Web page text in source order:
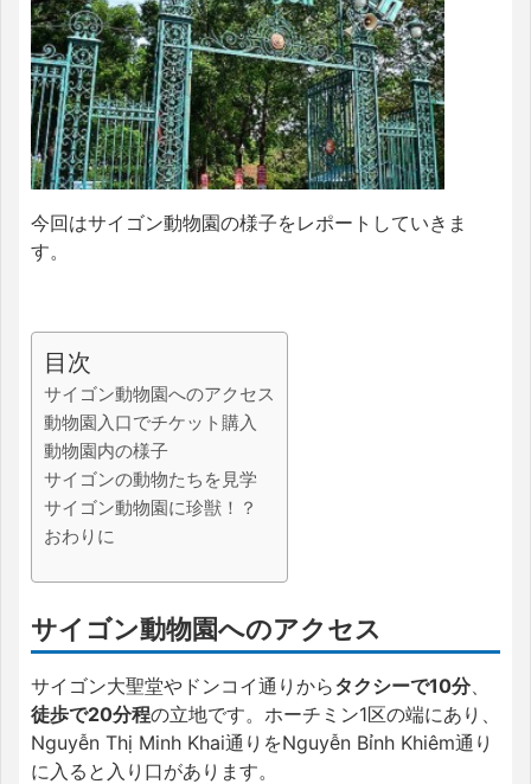
今回はサイゴン動物園の様子をレポートしていきま
す。
目次
サイゴン動物園へのアクセス
動物園入口でチケット購入
動物園内の様子
サイゴンの動物たちを見学
サイゴン動物園に珍獣！？
おわりに
サイゴン動物園へのアクセス
サイゴン大聖堂やドンコイ通りからタクシーで10分、
徒歩で20分程の立地です。ホーチミン1区の端にあり、
Nguyễn Thị Minh Khai通りをNguyễn Bỉnh Khiêm通り
に入ると入り口があります。